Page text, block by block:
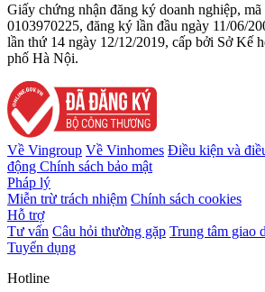
Giấy chứng nhận đăng ký doanh nghiệp, mã
0103970225, đăng ký lần đầu ngày 11/06/
lần thứ 14 ngày 12/12/2019, cấp bởi Sở Kế
phố Hà Nội.
Về Vingroup Về Vinhomes Điều kiện và
động Chính sách bảo mật
Pháp lý
Miễn trừ trách nhiệm Chính sách cookies
Hỗ trợ
Tư vấn Câu hỏi thường gặp Trung tâm giao
Tuyển dụng
Hotline